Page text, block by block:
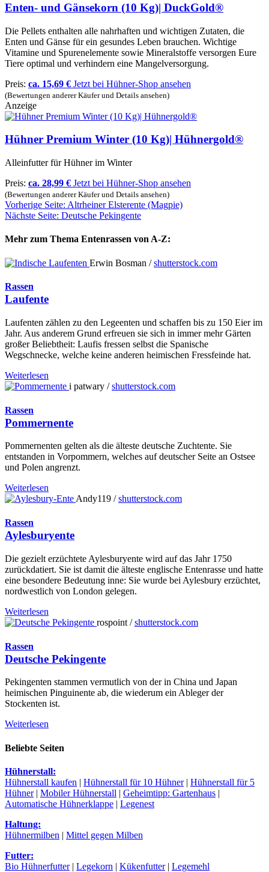
Enten- und Gänsekorn (10 Kg)| DuckGold®
Die Pellets enthalten alle nahrhaften und wichtigen Zutaten, die
Enten und Gänse für ein gesundes Leben brauchen. Wichtige
Vitamine und Spurenelemente sowie Mineralstoffe versorgen Eure
Tiere optimal und verhindern eine Mangelversorgung.
Preis: ca. 15,69 € Jetzt bei Hühner-Shop ansehen
(Bewertungen anderer Käufer und Details ansehen)
Anzeige
Hühner Premium Winter (10 Kg)| Hühnergold®
Alleinfutter für Hühner im Winter
Preis: ca. 28,99 € Jetzt bei Hühner-Shop ansehen
(Bewertungen anderer Käufer und Details ansehen)
Vorherige Seite: Altrheiner Elsterente (Magpie)
Nächste Seite: Deutsche Pekingente
Mehr zum Thema Entenrassen von A-Z:
Erwin Bosman /shutterstock.com
Rassen
Laufente
Laufenten zählen zu den Legeenten und schaffen bis zu 150 Eier im
Jahr. Aus anderem Grund erfreuen sie sich in immer mehr Gärten
großer Beliebtheit: Laufis fressen selbst die Spanische
Wegschnecke, welche keine anderen heimischen Fressfeinde hat.
Weiterlesen
i patwary /shutterstock.com
Rassen
Pommernente
Pommernenten gelten als die älteste deutsche Zuchtente. Sie
entstanden in Vorpommern, welches auf deutscher Seite an Ostsee
und Polen angrenzt.
Weiterlesen
Andy119 /shutterstock.com
Rassen
Aylesburyente
Die gezielt erzüchtete Aylesburyente wird auf das Jahr 1750
zurückdatiert. Sie ist damit die älteste englische Entenrasse und hatte
eine besondere Bedeutung inne: Sie wurde bei Aylesbury erzüchtet,
nordwestlich von London gelegen.
Weiterlesen
rospoint /shutterstock.com
Rassen
Deutsche Pekingente
Pekingenten stammen vermutlich von der in China und Japan
heimischen Pinguinente ab, die wiederum ein Ableger der
Stockenten ist.
Weiterlesen
Beliebte Seiten
Hühnerstall:
Hühnerstall kaufen | Hühnerstall für 10 Hühner| Hühnerstall für 5
Hühner| Mobiler Hühnerstall | Geheimtipp: Gartenhaus |
Automatische Hühnerklappe | Legenest
Haltung:
Hühnermilben | Mittel gegen Milben
Futter:
Bio Hühnerfutter| Legekorn | Kükenfutter| Legemehl